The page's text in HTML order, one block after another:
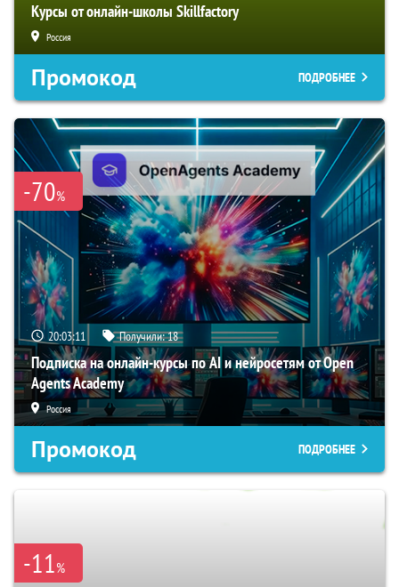
Курсы от онлайн-школы Skillfactory
Россия
Промокод ПОДРОБНЕЕ
-70%
20:03:10 Получили:18
Подписка на онлайн-курсы по AI и нейросетям от Open
Agents Academy
Россия
Промокод ПОДРОБНЕЕ
-11%